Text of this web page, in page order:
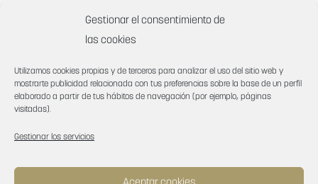
Gestionar el consentimiento de
las cookies
Utilizamos cookies propias y de terceros para analizar el uso del sitio web y
mostrarte publicidad relacionada con tus preferencias sobre la base de un perfil
elaborado a partir de tus hábitos de navegación (por ejemplo, páginas
visitadas).
Gestionar los servicios